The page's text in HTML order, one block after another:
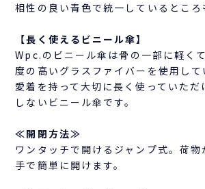
相性の良い青色で統一しているところ
【長く使えるビニール傘】
Wpc.のビニール傘は骨の一部に軽く
度の高いグラスファイバーを使用して
愛着を持って大切に長く使っていただ
しないビニール傘です。
≪開閉方法≫
ワンタッチで開けるジャンプ式。荷物
手で簡単に開けます。